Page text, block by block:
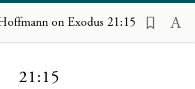
on Exodus 21:15
21:15